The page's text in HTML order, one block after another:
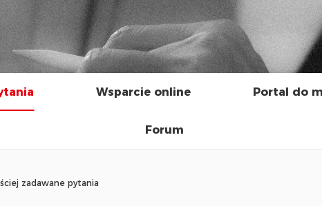
Wsparcie online Portal do
Forum
zadawane pytania